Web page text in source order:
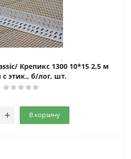
1300 10*15 2,5 м
с этик., б/лог, шт.
В корзину